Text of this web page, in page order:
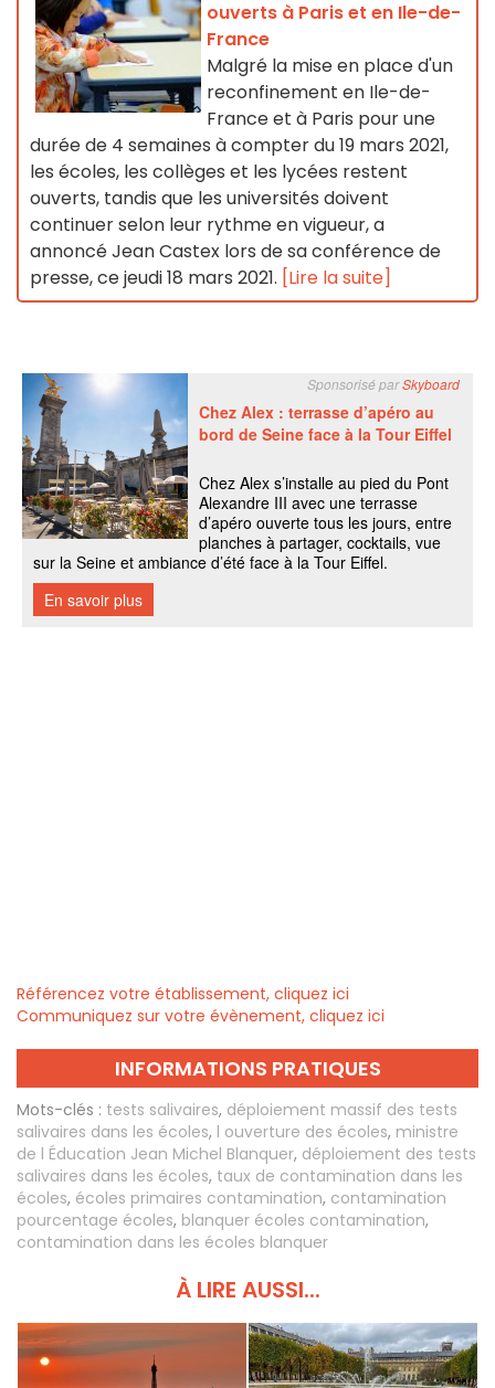
ouverts à Paris et en Ile-de-
France
Malgré la mise en place d'un
reconfinement en Ile-de-
France et à Paris pour une
durée de 4 semaines à compter du 19 mars 2021,
les écoles, les collèges et les lycées restent
ouverts, tandis que les universités doivent
continuer selon leur rythme en vigueur, a
annoncé Jean Castex lors de sa conférence de
presse, ce jeudi 18 mars 2021. [Lire la suite]
Référencez votre établissement, cliquez ici
Communiquez sur votre évènement, cliquez ici
INFORMATIONS PRATIQUES
Mots-clés : tests salivaires, déploiement massif des tests
salivaires dans les écoles, l ouverture des écoles, ministre
de l Éducation Jean Michel Blanquer, déploiement des tests
salivaires dans les écoles, taux de contamination dans les
écoles, écoles primaires contamination, contamination
pourcentage écoles, blanquer écoles contamination,
contamination dans les écoles blanquer
À LIRE AUSSI...